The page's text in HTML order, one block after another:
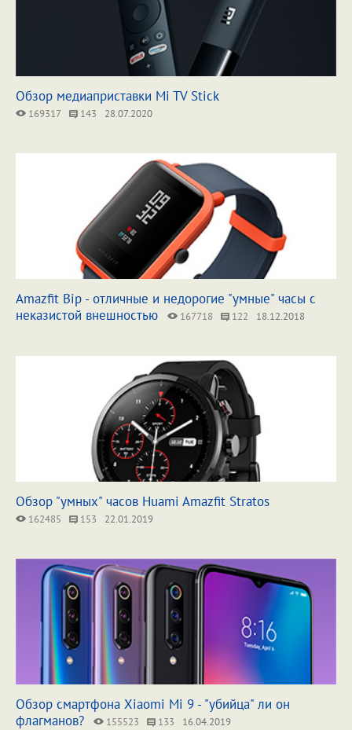
Обзор медиаприставки Mi TV Stick
169317 143 28.07.2020
Amazfit Bip - отличные и недорогие "умные" часы с
неказистой внешностью
167718 122 18.12.2018
Обзор "умных" часов Huami Amazfit Stratos
162485 153 22.01.2019
Обзор смартфона Xiaomi Mi 9 - "убийца" ли он
флагманов?
155523 133 16.04.2019